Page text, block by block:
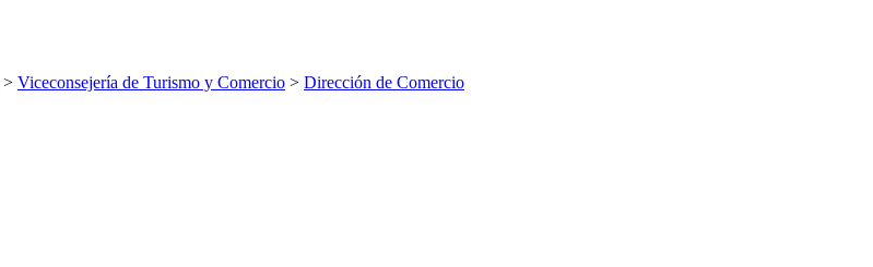
> Viceconsejería de Turismo y Comercio > Dirección de Comercio